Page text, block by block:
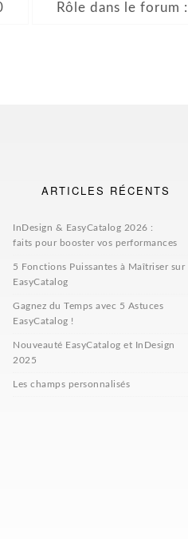
Rôle dans le forum
ARTICLES RÉCENTS
InDesign & EasyCatalog 2026 :
faits pour booster vos performances
5 Fonctions Puissantes à Maîtriser sur
EasyCatalog
Gagnez du Temps avec 5 Astuces
EasyCatalog !
Nouveauté EasyCatalog et InDesign
2025
Les champs personnalisés